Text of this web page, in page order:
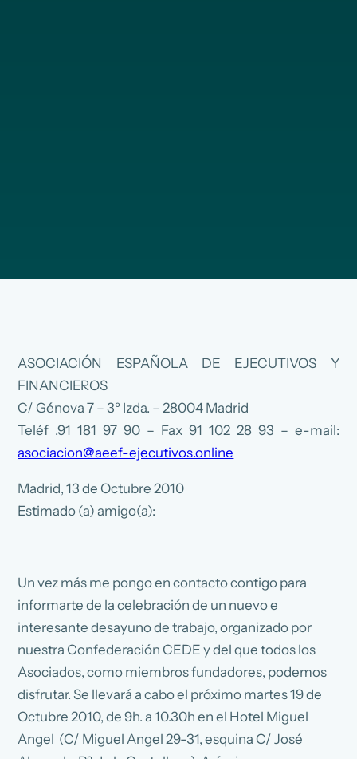
ASOCIACIÓN ESPAÑOLA DE EJECUTIVOS Y
FINANCIEROS
C/ Génova 7 – 3º Izda. – 28004 Madrid
Teléf .91 181 97 90 – Fax 91 102 28 93 – e-mail:
asociacion@aeef-ejecutivos.online
Madrid, 13 de Octubre 2010
Estimado (a) amigo(a):
Un vez más me pongo en contacto contigo para
informarte de la celebración de un nuevo e
interesante desayuno de trabajo, organizado por
nuestra Confederación CEDE y del que todos los
Asociados, como miembros fundadores, podemos
disfrutar. Se llevará a cabo el próximo martes 19 de
Octubre 2010, de 9h. a 10.30h en el Hotel Miguel
Angel (C/ Miguel Angel 29-31, esquina C/ José